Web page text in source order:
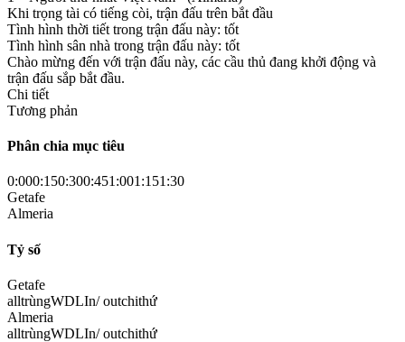
Khi trọng tài có tiếng còi, trận đấu trên bắt đầu
Tình hình thời tiết trong trận đấu này: tốt
Tình hình sân nhà trong trận đấu này: tốt
Chào mừng đến với trận đấu này, các cầu thủ đang khởi động và
trận đấu sắp bắt đầu.
Chi tiết
Tương phản
Phân chia mục tiêu
0:000:150:300:451:001:151:30
Getafe
Almeria
Tỷ số
Getafe
alltrùngWDLIn/ outchithứ
Almeria
alltrùngWDLIn/ outchithứ